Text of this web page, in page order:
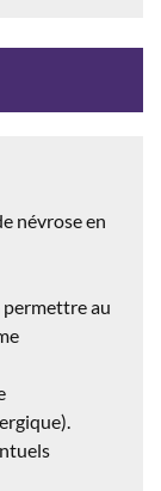
névrose en
permettre au